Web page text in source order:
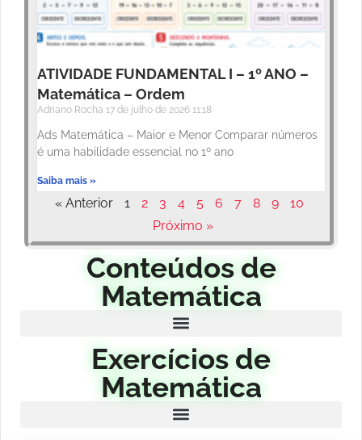
ATIVIDADE FUNDAMENTAL I – 1º ANO –
Matemática – Ordem
Adriano Rocha 17 de julho de 2026 11:18
Ads Matemática – Maior e Menor Comparar números
é uma habilidade essencial no 1º ano
Saiba mais »
« Anterior 1 2 3 4 5 6 7 8 9
10
Próximo »
Conteúdos de
Matemática
Exercícios de
Matemática